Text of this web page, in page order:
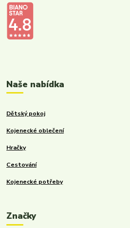
Naše nabídka
Dětský pokoj
Kojenecké oblečení
Hračky
Cestování
Kojenecké potřeby
Značky